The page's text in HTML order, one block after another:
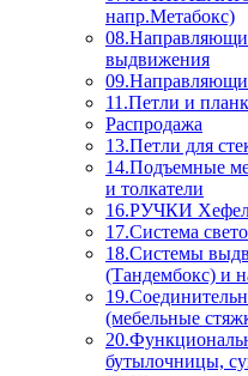
напр.Метабокс)
выдвижения
11.Петли и
Распродажа
13.Петли для
14.Подъемные
и толкатели
16.РУЧКИ
17.Система
18.Системы
(Тандембокс) и
(мебельные
бутылочницы,